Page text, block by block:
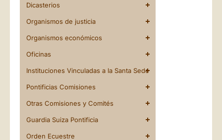
Dicasterios
Organismos de justicia
Organismos económicos
Oficinas
Instituciones Vinculadas a la Santa Sede
Pontificias Comisiones
Otras Comisiones y Comités
Guardia Suiza Pontificia
Orden Ecuestre